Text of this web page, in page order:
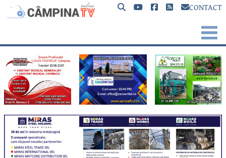
CONTACT